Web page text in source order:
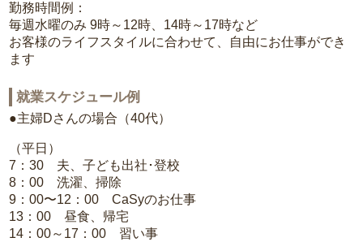
勤務時間例：
毎週水曜のみ 9時～12時、14時～17時など
お客様のライフスタイルに合わせて、自由にお仕事ができ
ます
就業スケジュール例
●主婦Dさんの場合（40代）
（平日）
7：30 夫、子ども出社･登校
8：00 洗濯、掃除
9：00〜12：00 CaSyのお仕事
13：00 昼食、帰宅
14：00～17：00 習い事